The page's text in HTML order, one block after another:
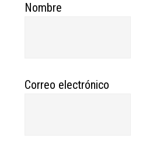
Nombre
Correo electrónico